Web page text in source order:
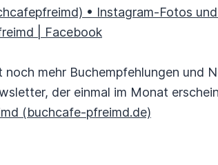
• Instagram-Fotos
| Facebook
mehr Buchempfehlungen und
der einmal im Monat
(buchcafe-pfreimd.de)